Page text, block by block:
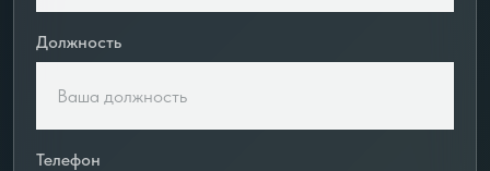
Должность
Телефон